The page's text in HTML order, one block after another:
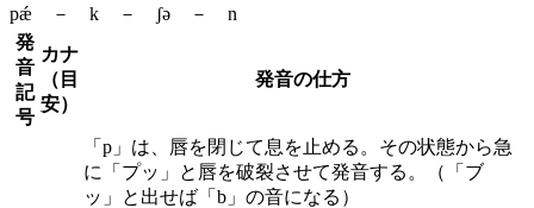
pǽ － k － ʃə － n
発
音
記
号
カナ
（目
安）
発音の仕方
「p」は、唇を閉じて息を止める。その状態から急
に「プッ」と唇を破裂させて発音する。（「ブ
ッ」と出せば「b」の音になる）